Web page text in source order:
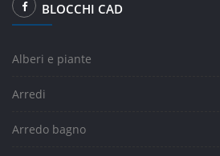
BLOCCHI CAD
Alberi e piante
Arredi
Arredo bagno